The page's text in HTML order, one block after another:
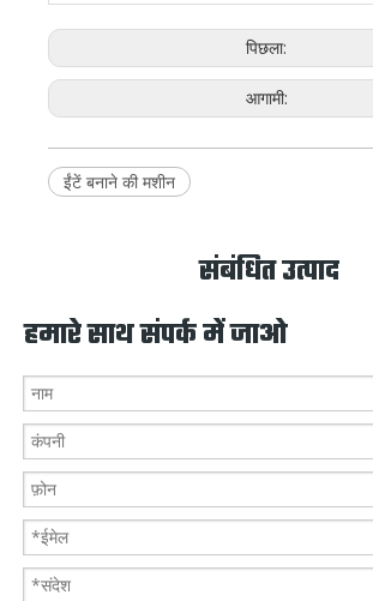
पिछला:
आगामी:
ईंटें बनाने की मशीन
संबंधित उत्पाद
हमारे साथ संपर्क में जाओ